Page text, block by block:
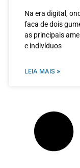
Na era digital,
faca de dois
as principais
e indivíduos
LEIA MAIS »